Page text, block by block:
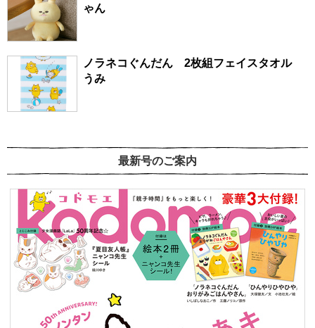
ゃん
ノラネコぐんだん 2枚組フェイスタオル
うみ
最新号のご案内